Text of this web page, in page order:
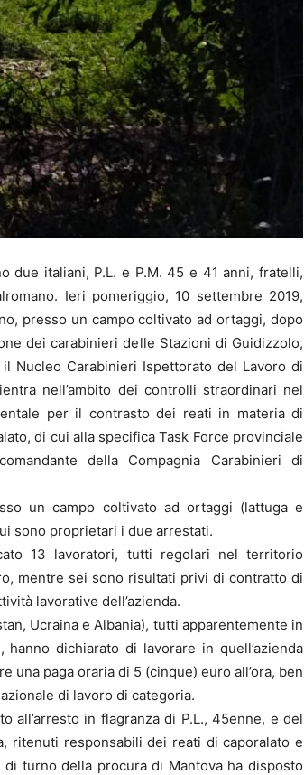
due italiani, P.L. e P.M. 45 e 41 anni, fratelli,
Ieri pomeriggio, 10 settembre 2019,
presso un campo coltivato ad ortaggi, dopo
dei carabinieri delle Stazioni di Guidizzolo,
Nucleo Carabinieri Ispettorato del Lavoro di
nell’ambito dei controlli straordinari nel
per il contrasto dei reati in materia di
di cui alla specifica Task Force provinciale
della Compagnia Carabinieri di
un campo coltivato ad ortaggi (lattuga e
sono proprietari i due arrestati.
13 lavoratori, tutti regolari nel territorio
mentre sei sono risultati privi di contratto di
lavorative dell’azienda.
Ucraina e Albania), tutti apparentemente in
dichiarato di lavorare in quell’azienda
paga oraria di 5 (cinque) euro all’ora, ben
di lavoro di categoria.
all’arresto in flagranza di P.L., 45enne, e del
ritenuti responsabili dei reati di caporalato e
turno della procura di Mantova ha disposto